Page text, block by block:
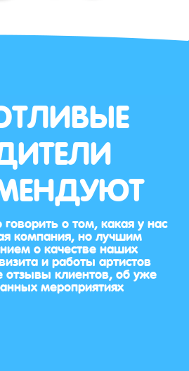
о том, какая у нас
компания, но лучшим
о качестве наших
и работы артистов
клиентов, об уже
мероприятиях